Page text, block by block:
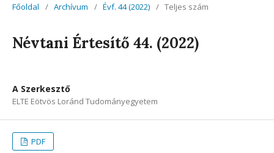
Főoldal / Archívum / Évf. 44 (2022) / Teljes szám
Névtani Értesítő 44. (2022)
A Szerkesztő
ELTE Eötvös Loránd Tudományegyetem
PDF